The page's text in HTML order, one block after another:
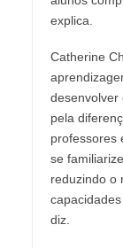
explica.
Catherine
desenvolver
pela
professores
se
reduzindo o
diz.